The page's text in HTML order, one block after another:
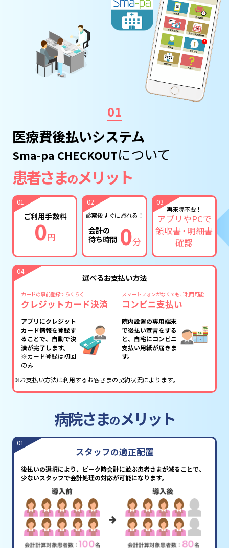
01
医療費後払いシステム
Sma-pa CHECKOUTについて
患者さまのメリット
01
ご利用手数料
0円
02
診察後すぐに帰れる！
会計の
待ち時間 0分
03
再来院不要！
アプリやPCで
領収書・ 明細書
確認
04
選べるお支払い方法
カードの事前登録でらくらく
クレジットカード決済
アプリにクレジット
カード情報を登録す
ることで、自動で決
済が完了します。
※カード登録は初回
のみ
スマートフォンがなくてもご利用可能
コンビニ支払い
院内設置の専用端末
で後払い宣言をする
と、自宅にコンビニ
支払い用紙が届きま
す。
※お支払い方法は利用するお客さまの契約状況によります。
病院さまのメリット
01
スタッフの適正配置
後払いの選択により、ピーク時会計に並ぶ患者さまが減ることで、
少ないスタッフで会計処理の対応が可能になります。